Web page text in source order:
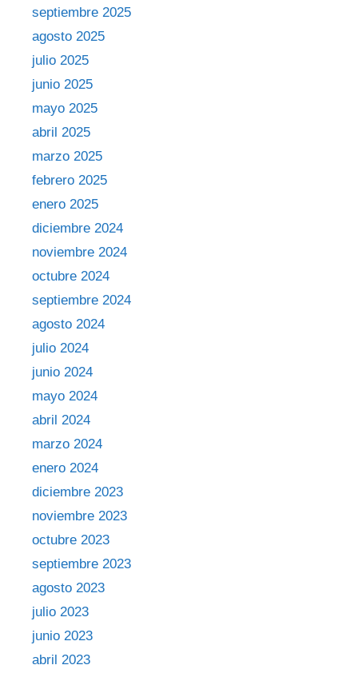
septiembre 2025
agosto 2025
julio 2025
junio 2025
mayo 2025
abril 2025
marzo 2025
febrero 2025
enero 2025
diciembre 2024
noviembre 2024
octubre 2024
septiembre 2024
agosto 2024
julio 2024
junio 2024
mayo 2024
abril 2024
marzo 2024
enero 2024
diciembre 2023
noviembre 2023
octubre 2023
septiembre 2023
agosto 2023
julio 2023
junio 2023
abril 2023